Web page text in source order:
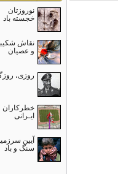
نوروزتان
خجسته باد
نقاش
و عصيان
روزی،
خطرکاران
ایـرانی
آیین
سنگ و باد